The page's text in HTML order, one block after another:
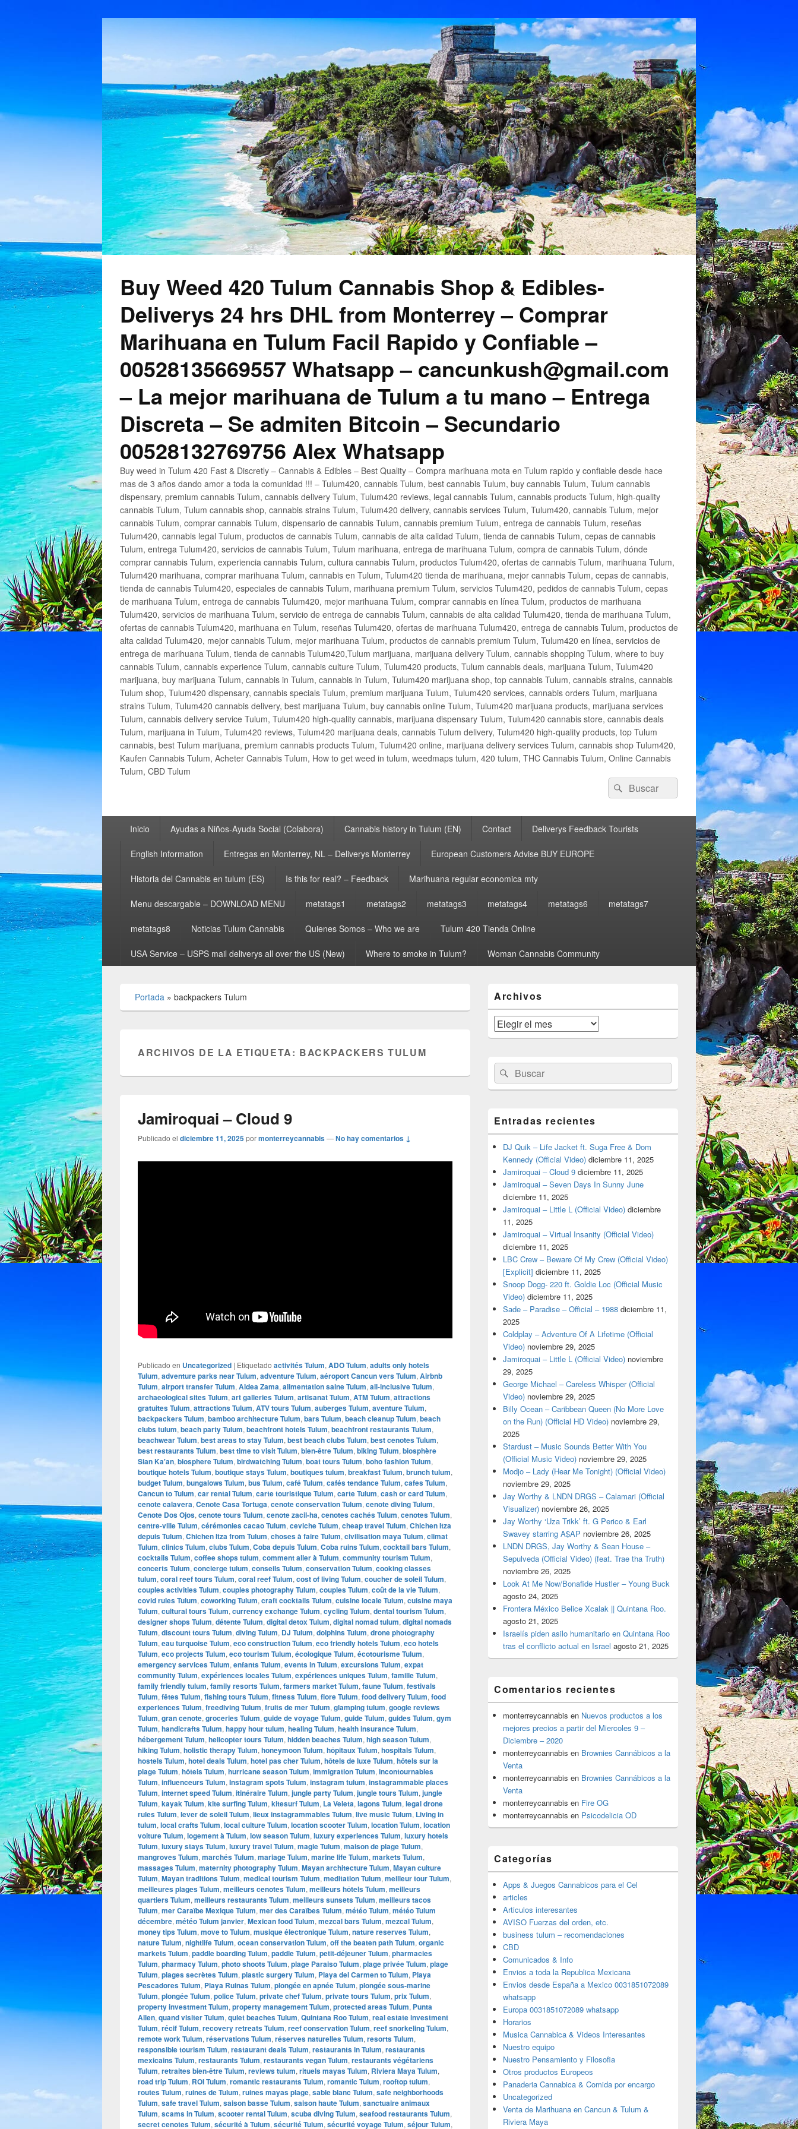
Buy Weed 420 Tulum Cannabis Shop & Edibles-
Deliverys 24 hrs DHL from Monterrey – Comprar
Marihuana en Tulum Facil Rapido y Confiable –
00528135669557 Whatsapp – cancunkush@gmail.com
– La mejor marihuana de Tulum a tu mano – Entrega
Discreta – Se admiten Bitcoin – Secundario
00528132769756 Alex Whatsapp
Buy weed in Tulum 420 Fast & Discretly – Cannabis & Edibles – Best Quality – Compra marihuana mota en Tulum rapido y confiable desde hace
mas de 3 años dando amor a toda la comunidad !!! – Tulum420, cannabis Tulum, best cannabis Tulum, buy cannabis Tulum, Tulum cannabis
dispensary, premium cannabis Tulum, cannabis delivery Tulum, Tulum420 reviews, legal cannabis Tulum, cannabis products Tulum, high-quality
cannabis Tulum, Tulum cannabis shop, cannabis strains Tulum, Tulum420 delivery, cannabis services Tulum, Tulum420, cannabis Tulum, mejor
cannabis Tulum, comprar cannabis Tulum, dispensario de cannabis Tulum, cannabis premium Tulum, entrega de cannabis Tulum, reseñas
Tulum420, cannabis legal Tulum, productos de cannabis Tulum, cannabis de alta calidad Tulum, tienda de cannabis Tulum, cepas de cannabis
Tulum, entrega Tulum420, servicios de cannabis Tulum, Tulum marihuana, entrega de marihuana Tulum, compra de cannabis Tulum, dónde
comprar cannabis Tulum, experiencia cannabis Tulum, cultura cannabis Tulum, productos Tulum420, ofertas de cannabis Tulum, marihuana Tulum,
Tulum420 marihuana, comprar marihuana Tulum, cannabis en Tulum, Tulum420 tienda de marihuana, mejor cannabis Tulum, cepas de cannabis,
tienda de cannabis Tulum420, especiales de cannabis Tulum, marihuana premium Tulum, servicios Tulum420, pedidos de cannabis Tulum, cepas
de marihuana Tulum, entrega de cannabis Tulum420, mejor marihuana Tulum, comprar cannabis en línea Tulum, productos de marihuana
Tulum420, servicios de marihuana Tulum, servicio de entrega de cannabis Tulum, cannabis de alta calidad Tulum420, tienda de marihuana Tulum,
ofertas de cannabis Tulum420, marihuana en Tulum, reseñas Tulum420, ofertas de marihuana Tulum420, entrega de cannabis Tulum, productos de
alta calidad Tulum420, mejor cannabis Tulum, mejor marihuana Tulum, productos de cannabis premium Tulum, Tulum420 en línea, servicios de
entrega de marihuana Tulum, tienda de cannabis Tulum420,Tulum marijuana, marijuana delivery Tulum, cannabis shopping Tulum, where to buy
cannabis Tulum, cannabis experience Tulum, cannabis culture Tulum, Tulum420 products, Tulum cannabis deals, marijuana Tulum, Tulum420
marijuana, buy marijuana Tulum, cannabis in Tulum, cannabis in Tulum, Tulum420 marijuana shop, top cannabis Tulum, cannabis strains, cannabis
Tulum shop, Tulum420 dispensary, cannabis specials Tulum, premium marijuana Tulum, Tulum420 services, cannabis orders Tulum, marijuana
strains Tulum, Tulum420 cannabis delivery, best marijuana Tulum, buy cannabis online Tulum, Tulum420 marijuana products, marijuana services
Tulum, cannabis delivery service Tulum, Tulum420 high-quality cannabis, marijuana dispensary Tulum, Tulum420 cannabis store, cannabis deals
Tulum, marijuana in Tulum, Tulum420 reviews, Tulum420 marijuana deals, cannabis Tulum delivery, Tulum420 high-quality products, top Tulum
cannabis, best Tulum marijuana, premium cannabis products Tulum, Tulum420 online, marijuana delivery services Tulum, cannabis shop Tulum420,
Kaufen Cannabis Tulum, Acheter Cannabis Tulum, How to get weed in tulum, weedmaps tulum, 420 tulum, THC Cannabis Tulum, Online Cannabis
Tulum, CBD Tulum
Buscar
por:
Buscar
principalInicio Ayudas a Niños-Ayuda Social (Colabora) Cannabis history in Tulum (EN) Contact Deliverys Feedback Tourists
English Information Entregas en Monterrey, NL – Deliverys Monterrey European Customers Advise BUY EUROPE
Historia del Cannabis en tulum (ES) Is this for real? – Feedback Marihuana regular economica mty
Menu descargable – DOWNLOAD MENU metatags1 metatags2 metatags3 metatags4 metatags6 metatags7
metatags8 Noticias Tulum Cannabis Quienes Somos – Who we are Tulum 420 Tienda Online
USA Service – USPS mail deliverys all over the US (New) Where to smoke in Tulum? Woman Cannabis Community
Portada » backpackers Tulum
ARCHIVOS DE LA ETIQUETA: BACKPACKERS TULUM
Jamiroquai – Cloud 9
Publicado el diciembre 11, 2025pormonterreycannabis—No hay comentarios ↓
Publicado en Uncategorized | Etiquetado activités Tulum, ADO Tulum, adults only hotels
Tulum, adventure parks near Tulum, adventure Tulum, aéroport Cancun vers Tulum, Airbnb
Tulum, airport transfer Tulum, Aldea Zama, alimentation saine Tulum, all-inclusive Tulum,
archaeological sites Tulum, art galleries Tulum, artisanat Tulum, ATM Tulum, attractions
gratuites Tulum, attractions Tulum, ATV tours Tulum, auberges Tulum, aventure Tulum,
backpackers Tulum, bamboo architecture Tulum, bars Tulum, beach cleanup Tulum, beach
clubs tulum, beach party Tulum, beachfront hotels Tulum, beachfront restaurants Tulum,
beachwear Tulum, best areas to stay Tulum, best beach clubs Tulum, best cenotes Tulum,
best restaurants Tulum, best time to visit Tulum, bien-être Tulum, biking Tulum, biosphère
Sian Ka'an, biosphere Tulum, birdwatching Tulum, boat tours Tulum, boho fashion Tulum,
boutique hotels Tulum, boutique stays Tulum, boutiques tulum, breakfast Tulum, brunch tulum,
budget Tulum, bungalows Tulum, bus Tulum, café Tulum, cafés tendance Tulum, cafes Tulum,
Cancun to Tulum, car rental Tulum, carte touristique Tulum, carte Tulum, cash or card Tulum,
cenote calavera, Cenote Casa Tortuga, cenote conservation Tulum, cenote diving Tulum,
Cenote Dos Ojos, cenote tours Tulum, cenote zacil-ha, cenotes cachés Tulum, cenotes Tulum,
centre-ville Tulum, cérémonies cacao Tulum, ceviche Tulum, cheap travel Tulum, Chichen Itza
depuis Tulum, Chichen Itza from Tulum, choses à faire Tulum, civilisation maya Tulum, climat
Tulum, clinics Tulum, clubs Tulum, Coba depuis Tulum, Coba ruins Tulum, cocktail bars Tulum,
cocktails Tulum, coffee shops tulum, comment aller à Tulum, community tourism Tulum,
concerts Tulum, concierge tulum, conseils Tulum, conservation Tulum, cooking classes
tulum, coral reef tours Tulum, coral reef Tulum, cost of living Tulum, coucher de soleil Tulum,
couples activities Tulum, couples photography Tulum, couples Tulum, coût de la vie Tulum,
covid rules Tulum, coworking Tulum, craft cocktails Tulum, cuisine locale Tulum, cuisine maya
Tulum, cultural tours Tulum, currency exchange Tulum, cycling Tulum, dental tourism Tulum,
designer shops Tulum, détente Tulum, digital detox Tulum, digital nomad tulum, digital nomads
Tulum, discount tours Tulum, diving Tulum, DJ Tulum, dolphins Tulum, drone photography
Tulum, eau turquoise Tulum, eco construction Tulum, eco friendly hotels Tulum, eco hotels
Tulum, eco projects Tulum, eco tourism Tulum, écologique Tulum, écotourisme Tulum,
emergency services Tulum, enfants Tulum, events in Tulum, excursions Tulum, expat
community Tulum, expériences locales Tulum, expériences uniques Tulum, famille Tulum,
family friendly tulum, family resorts Tulum, farmers market Tulum, faune Tulum, festivals
Tulum, fêtes Tulum, fishing tours Tulum, fitness Tulum, flore Tulum, food delivery Tulum, food
experiences Tulum, freediving Tulum, fruits de mer Tulum, glamping tulum, google reviews
Tulum, gran cenote, groceries Tulum, guide de voyage Tulum, guide Tulum, guides Tulum, gym
Tulum, handicrafts Tulum, happy hour tulum, healing Tulum, health insurance Tulum,
hébergement Tulum, helicopter tours Tulum, hidden beaches Tulum, high season Tulum,
hiking Tulum, holistic therapy Tulum, honeymoon Tulum, hôpitaux Tulum, hospitals Tulum,
hostels Tulum, hotel deals Tulum, hotel pas cher Tulum, hôtels de luxe Tulum, hôtels sur la
plage Tulum, hôtels Tulum, hurricane season Tulum, immigration Tulum, incontournables
Tulum, influenceurs Tulum, Instagram spots Tulum, instagram tulum, instagrammable places
Tulum, internet speed Tulum, itinéraire Tulum, jungle party Tulum, jungle tours Tulum, jungle
Tulum, kayak Tulum, kite surfing Tulum, kitesurf Tulum, La Veleta, lagons Tulum, legal drone
rules Tulum, lever de soleil Tulum, lieux instagrammables Tulum, live music Tulum, Living in
tulum, local crafts Tulum, local culture Tulum, location scooter Tulum, location Tulum, location
voiture Tulum, logement à Tulum, low season Tulum, luxury experiences Tulum, luxury hotels
Tulum, luxury stays Tulum, luxury travel Tulum, magie Tulum, maison de plage Tulum,
mangroves Tulum, marchés Tulum, mariage Tulum, marine life Tulum, markets Tulum,
massages Tulum, maternity photography Tulum, Mayan architecture Tulum, Mayan culture
Tulum, Mayan traditions Tulum, medical tourism Tulum, meditation Tulum, meilleur tour Tulum,
meilleures plages Tulum, meilleurs cenotes Tulum, meilleurs hôtels Tulum, meilleurs
quartiers Tulum, meilleurs restaurants Tulum, meilleurs sunsets Tulum, meilleurs tacos
Tulum, mer Caraïbe Mexique Tulum, mer des Caraïbes Tulum, météo Tulum, météo Tulum
décembre, météo Tulum janvier, Mexican food Tulum, mezcal bars Tulum, mezcal Tulum,
money tips Tulum, move to Tulum, musique électronique Tulum, nature reserves Tulum,
nature Tulum, nightlife Tulum, ocean conservation Tulum, off the beaten path Tulum, organic
markets Tulum, paddle boarding Tulum, paddle Tulum, petit-déjeuner Tulum, pharmacies
Tulum, pharmacy Tulum, photo shoots Tulum, plage Paraiso Tulum, plage privée Tulum, plage
Tulum, plages secrètes Tulum, plastic surgery Tulum, Playa del Carmen to Tulum, Playa
Pescadores Tulum, Playa Ruinas Tulum, plongée en apnée Tulum, plongée sous-marine
Tulum, plongée Tulum, police Tulum, private chef Tulum, private tours Tulum, prix Tulum,
property investment Tulum, property management Tulum, protected areas Tulum, Punta
Allen, quand visiter Tulum, quiet beaches Tulum, Quintana Roo Tulum, real estate investment
Tulum, récif Tulum, recovery retreats Tulum, reef conservation Tulum, reef snorkeling Tulum,
remote work Tulum, réservations Tulum, réserves naturelles Tulum, resorts Tulum,
responsible tourism Tulum, restaurant deals Tulum, restaurants in Tulum, restaurants
mexicains Tulum, restaurants Tulum, restaurants vegan Tulum, restaurants végétariens
Tulum, retraites bien-être Tulum, reviews tulum, rituels mayas Tulum, Riviera Maya Tulum,
road trip Tulum, ROI Tulum, romantic restaurants Tulum, romantic Tulum, rooftop tulum,
routes Tulum, ruines de Tulum, ruines mayas plage, sable blanc Tulum, safe neighborhoods
Tulum, safe travel Tulum, saison basse Tulum, saison haute Tulum, sanctuaire animaux
Tulum, scams in Tulum, scooter rental Tulum, scuba diving Tulum, seafood restaurants Tulum,
secret cenotes Tulum, sécurité à Tulum, sécurité Tulum, sécurité voyage Tulum, séjour Tulum,
área
de
widget
barra
lateral
Archivos
Archivos
Buscar
por:
Buscar
Entradas recientes
DJ Quik – Life Jacket ft. Suga Free & Dom
Kennedy (Official Video) diciembre 11, 2025
Jamiroquai – Cloud 9 diciembre 11, 2025
Jamiroquai – Seven Days In Sunny June
diciembre 11, 2025
Jamiroquai – Little L (Official Video) diciembre
11, 2025
Jamiroquai – Virtual Insanity (Official Video)
diciembre 11, 2025
LBC Crew – Beware Of My Crew (Official Video)
[Explicit] diciembre 11, 2025
Snoop Dogg- 220 ft. Goldie Loc (Official Music
Video) diciembre 11, 2025
Sade – Paradise – Official – 1988 diciembre 11,
2025
Coldplay – Adventure Of A Lifetime (Official
Video) noviembre 29, 2025
Jamiroquai – Little L (Official Video) noviembre
29, 2025
George Michael – Careless Whisper (Official
Video) noviembre 29, 2025
Billy Ocean – Caribbean Queen (No More Love
on the Run) (Official HD Video) noviembre 29,
2025
Stardust – Music Sounds Better With You
(Official Music Video) noviembre 29, 2025
Modjo – Lady (Hear Me Tonight) (Official Video)
noviembre 29, 2025
Jay Worthy & LNDN DRGS – Calamari (Official
Visualizer) noviembre 26, 2025
Jay Worthy ‘Uza Trikk’ ft. G Perico & Earl
Swavey starring A$AP noviembre 26, 2025
LNDN DRGS, Jay Worthy & Sean House –
Sepulveda (Official Video) (feat. Trae tha Truth)
noviembre 26, 2025
Look At Me Now/Bonafide Hustler – Young Buck
agosto 24, 2025
Frontera México Belice Xcalak || Quintana Roo.
agosto 21, 2025
Israelís piden asilo humanitario en Quintana Roo
tras el conflicto actual en Israel agosto 21, 2025
Comentarios recientes
monterreycannabis en Nuevos productos a los
mejores precios a partir del Miercoles 9 –
Diciembre – 2020
monterreycannabis en Brownies Cannábicos a la
Venta
monterreycannabis en Brownies Cannábicos a la
Venta
monterreycannabis en Fire OG
monterreycannabis en Psicodelicia OD
Categorías
Apps & Juegos Cannabicos para el Cel
articles
Articulos interesantes
AVISO Fuerzas del orden, etc.
business tulum – recomendaciones
CBD
Comunicados & Info
Envios a toda la Republica Mexicana
Envios desde España a Mexico 0031851072089
whatsapp
Europa 0031851072089 whatsapp
Horarios
Musica Cannabica & Videos Interesantes
Nuestro equipo
Nuestro Pensamiento y Filosofia
Otros productos Europeos
Panaderia Cannabica & Comida por encargo
Uncategorized
Venta de Marihuana en Cancun & Tulum &
Riviera Maya